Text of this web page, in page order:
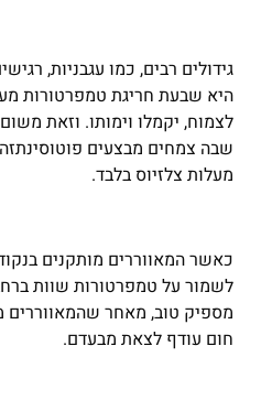
גידולים רבים, כמו עגבניות,
היא שבעת חריגת טמפרטורות
לצמוח, יקמלו וימותו. וזאת
מעלות צלזיוס בלבד.
כאשר המאווררים מותקנים
לשמור על טמפרטורות שוות
מספיק טוב, מאחר
חום עודף לצאת מבעדם.